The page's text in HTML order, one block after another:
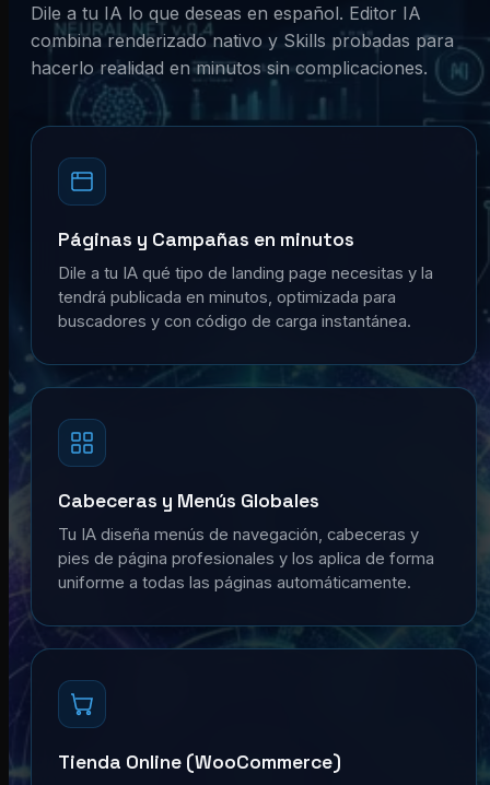
Dile a tu IA lo que deseas en español. Editor IA
combina renderizado nativo y Skills probadas para
hacerlo realidad en minutos sin complicaciones.
Páginas y Campañas en minutos
Dile a tu IA qué tipo de landing page necesitas y la
tendrá publicada en minutos, optimizada para
buscadores y con código de carga instantánea.
Cabeceras y Menús Globales
Tu IA diseña menús de navegación, cabeceras y
pies de página profesionales y los aplica de forma
uniforme a todas las páginas automáticamente.
Tienda Online (WooCommerce)